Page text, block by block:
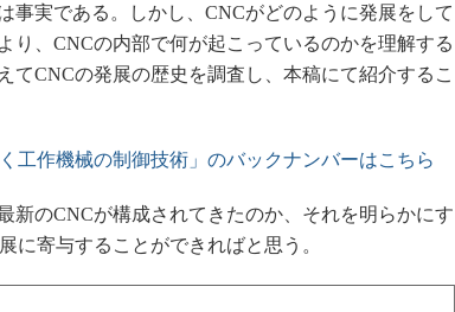
事実である。しかし、CNCがどのように発展をして
り、CNCの内部で何が起こっているのかを理解する
てCNCの発展の歴史を調査し、本稿にて紹介するこ
工作機械の制御技術」のバックナンバーはこちら
のCNCが構成されてきたのか、それを明らかにす
に寄与することができればと思う。